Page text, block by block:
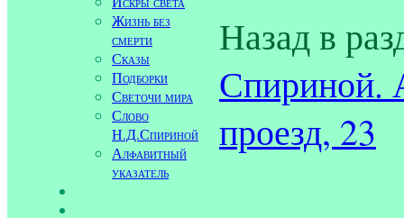
Жизнь без
смерти
Сказы
Подборки
Светочи мира
Слово
Н.Д.Спириной
Алфавитный
указатель
Назад в
Спириной.
проезд, 23